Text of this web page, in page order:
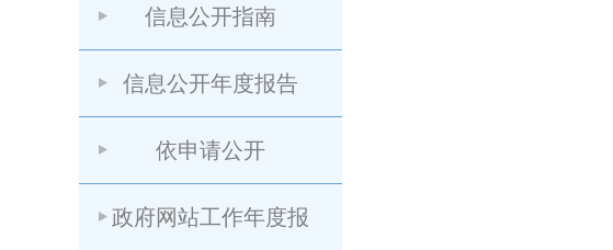
信息公开指南
信息公开年度报告
依申请公开
政府网站工作年度报